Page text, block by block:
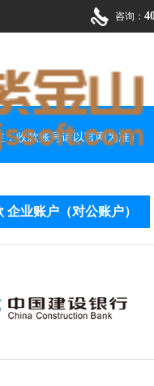
咨询：
：收款账号请以官网为准）
企业账户（对公账户）